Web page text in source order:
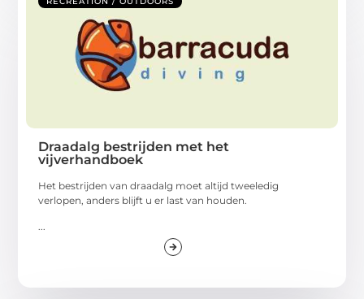
Draadalg bestrijden met het
vijverhandboek
Het bestrijden van draadalg moet altijd tweeledig
verlopen, anders blijft u er last van houden.
...